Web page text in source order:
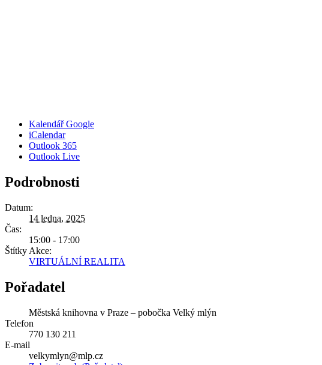
Kalendář Google
iCalendar
Outlook 365
Outlook Live
Podrobnosti
Datum:
14 ledna, 2025
Čas:
15:00 - 17:00
Štítky Akce:
VIRTUÁLNÍ REALITA
Pořadatel
Městská knihovna v Praze – pobočka Velký mlýn
Telefon
770 130 211
E-mail
velkymlyn@mlp.cz